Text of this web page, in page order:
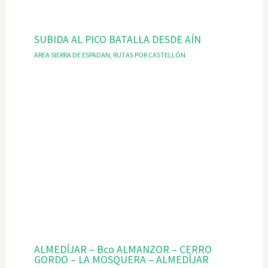
SUBIDA AL PICO BATALLA DESDE AÍN
AREA SIERRA DE ESPADAN RUTAS POR CASTELLÓN
ALMEDÍJAR – Bco ALMANZOR – CERRO
GORDO – LA MOSQUERA – ALMEDÍJAR